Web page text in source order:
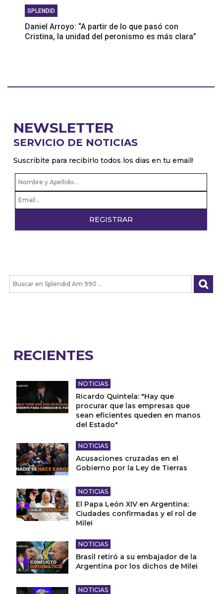
SPLENDID
Daniel Arroyo: “A partir de lo que pasó con
Cristina, la unidad del peronismo es más clara”
NEWSLETTER
SERVICIO DE NOTICIAS
Suscribite para recibirlo todos los dias en tu email!
RECIENTES
NOTICIAS
Ricardo Quintela: "Hay que
procurar que las empresas que
sean eficientes queden en manos
del Estado"
NOTICIAS
Acusaciones cruzadas en el
Gobierno por la Ley de Tierras
NOTICIAS
El Papa León XIV en Argentina:
Ciudades confirmadas y el rol de
Milei
NOTICIAS
Brasil retiró a su embajador de la
Argentina por los dichos de Milei
NOTICIAS